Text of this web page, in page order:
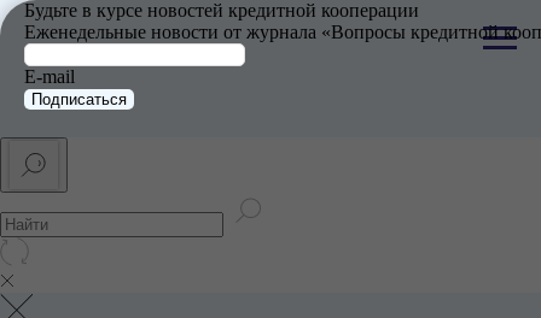
Будьте в курсе новостей кредитной кооперации
Еженедельные новости от журнала «Вопросы кредитной
E-mail
Подписаться